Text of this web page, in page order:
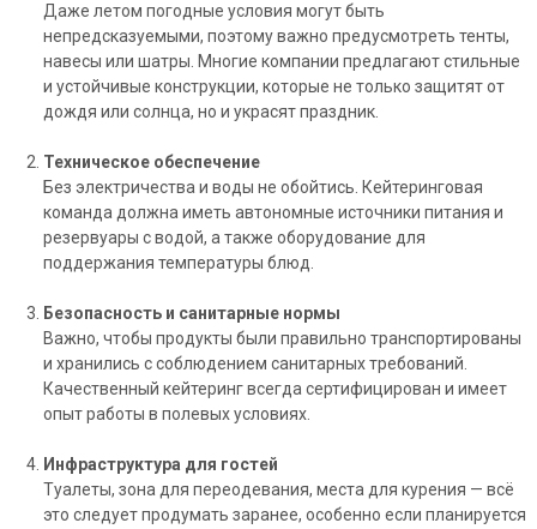
Даже летом погодные условия могут быть
непредсказуемыми, поэтому важно предусмотреть тенты,
навесы или шатры. Многие компании предлагают стильные
и устойчивые конструкции, которые не только защитят от
дождя или солнца, но и украсят праздник.
Техническое обеспечение
Без электричества и воды не обойтись. Кейтеринговая
команда должна иметь автономные источники питания и
резервуары с водой, а также оборудование для
поддержания температуры блюд.
Безопасность и санитарные нормы
Важно, чтобы продукты были правильно транспортированы
и хранились с соблюдением санитарных требований.
Качественный кейтеринг всегда сертифицирован и имеет
опыт работы в полевых условиях.
Инфраструктура для гостей
Туалеты, зона для переодевания, места для курения — всё
это следует продумать заранее, особенно если планируется